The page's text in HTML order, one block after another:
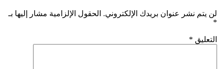
لن يتم نشر عنوان بريدك الإلكتروني. الحقول الإلزامية مشار إليها بـ
*
التعليق *